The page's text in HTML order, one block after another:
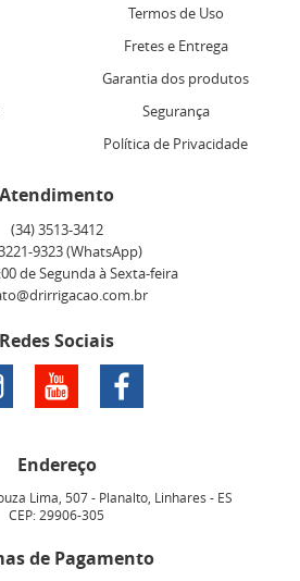
Termos de Uso
Fretes e Entrega
Garantia dos produtos
Segurança
Política de Privacidade
Atendimento
(34)3513-3412
9323(WhatsApp)
de Segunda à Sexta-feira
Redes Sociais
Endereço
Lima, 507- Planalto, Linhares - ES
CEP: 29906-305
de Pagamento